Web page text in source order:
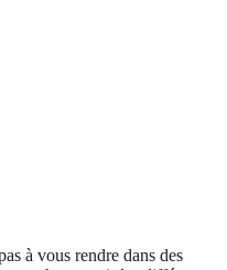
à vous rendre dans des